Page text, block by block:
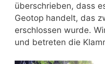
überschrieben, dass
Geotop handelt, das
erschlossen wurde.
und betreten die